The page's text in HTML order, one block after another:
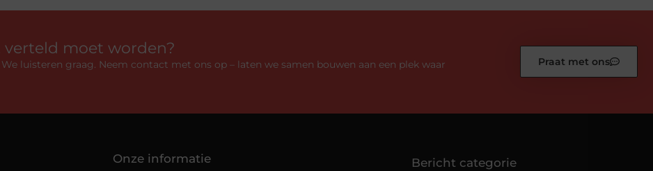
verteld moet worden?
luisteren graag. Neem contact met ons op – laten we samen bouwen aan een plek waar
Praat met ons
Onze informatie Bericht categorie